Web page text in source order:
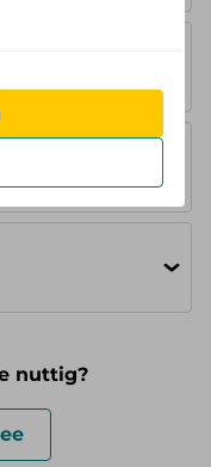
nuttig?